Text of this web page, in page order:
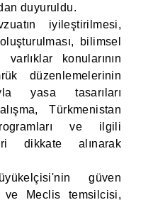
duyuruldu.
iyileştirilmesi,
bilimsel
konularının
düzenlemelerinin
yasa tasarıları
Türkmenistan
ve ilgili
dikkate alınarak
güven
ve Meclis temsilcisi,